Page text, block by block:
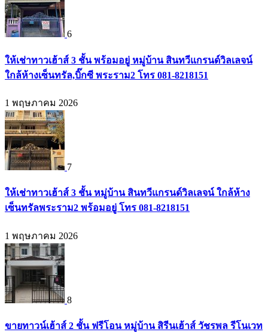
6
ให้เช่าทาวเฮ้าส์ 3 ชั้น พร้อมอยู่ หมู่บ้าน สินทวีแกรนด์วิลเลจน์
ใกล้ห้างเซ็นทรัล,บิ๊กซี พระราม2 โทร 081-8218151
1 พฤษภาคม 2026
7
ให้เช่าทาวเฮ้าส์ 3 ชั้น หมู่บ้าน สินทวีแกรนด์วิลเลจน์ ใกล้ห้าง
เซ็นทรัลพระราม2 พร้อมอยู่ โทร 081-8218151
1 พฤษภาคม 2026
8
ขายทาวน์เฮ้าส์ 2 ชั้น ฟรีโอน หมู่บ้าน สิรีนเฮ้าส์ วัชรพล รีโนเวท